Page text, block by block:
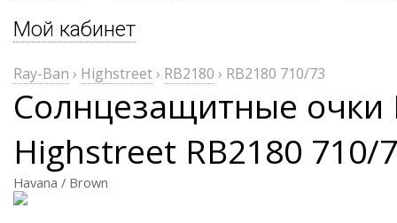
Мой кабинет
Ray-Ban › Highstreet› RB2180 › RB2180 710/73
Солнцезащитные очки
Highstreet RB2180 710/
Havana / Brown